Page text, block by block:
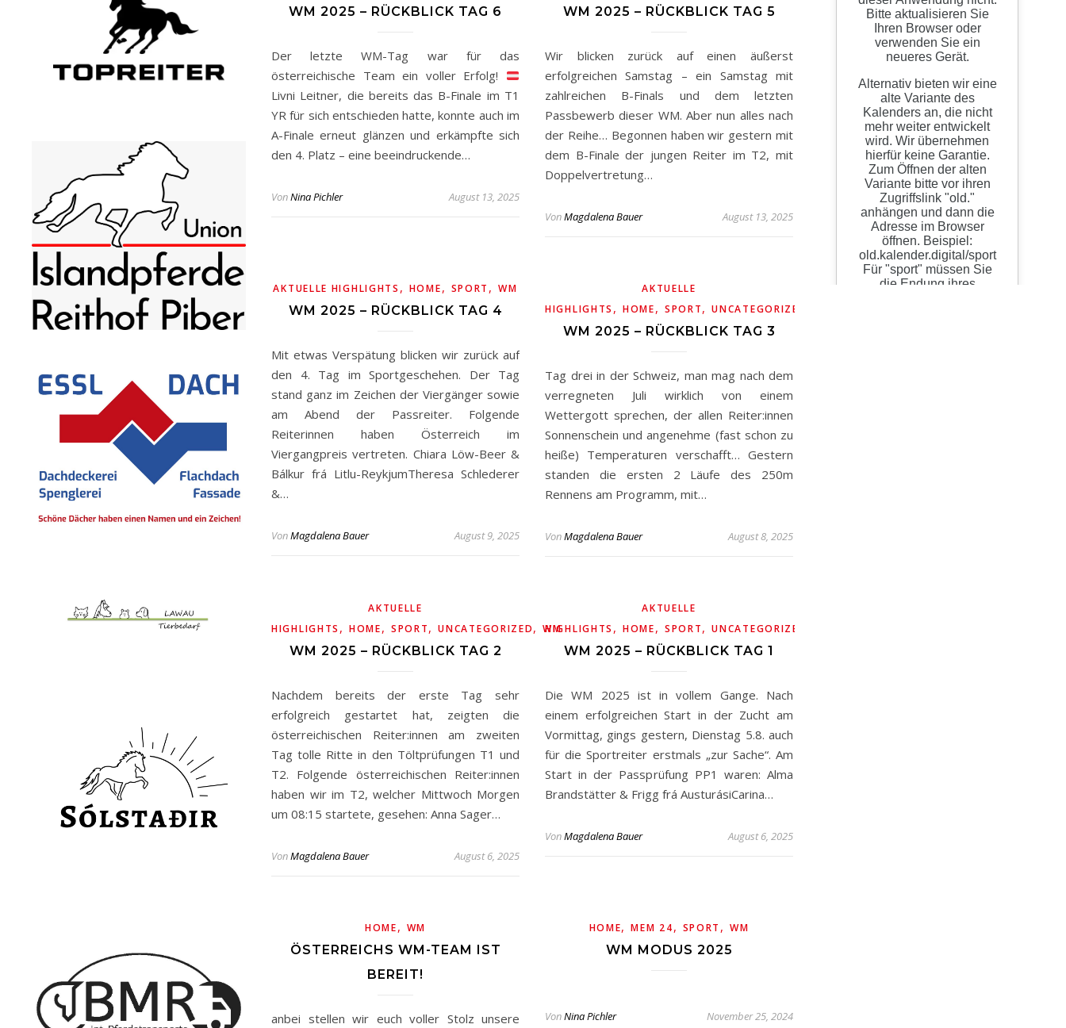
WM 2025 – RÜCKBLICK TAG 6
Der letzte WM-Tag war für das
österreichische Team ein voller Erfolg!
Livni Leitner, die bereits das B-Finale im T1
YR für sich entschieden hatte, konnte auch im
A-Finale erneut glänzen und erkämpfte sich
den 4. Platz – eine beeindruckende…
VonNina Pichler August 13, 2025
WM 2025 – RÜCKBLICK TAG 5
Wir blicken zurück auf einen äußerst
erfolgreichen Samstag – ein Samstag mit
zahlreichen B-Finals und dem letzten
Passbewerb dieser WM. Aber nun alles nach
der Reihe… Begonnen haben wir gestern mit
dem B-Finale der jungen Reiter im T2, mit
Doppelvertretung…
VonMagdalena Bauer August 13, 2025
AKTUELLE HIGHLIGHTS , HOME, SPORT ,WM
WM 2025 – RÜCKBLICK TAG 4
Mit etwas Verspätung blicken wir zurück auf
den 4. Tag im Sportgeschehen. Der Tag
stand ganz im Zeichen der Viergänger sowie
am Abend der Passreiter. Folgende
Reiterinnen haben Österreich im
Viergangpreis vertreten. Chiara Löw-Beer &
Bálkur frá Litlu-ReykjumTheresa Schlederer
&…
VonMagdalena Bauer August 9, 2025
AKTUELLE
HIGHLIGHTS , HOME, SPORT,UNCATEGORIZED
WM 2025 – RÜCKBLICK TAG 3
Tag drei in der Schweiz, man mag nach dem
verregneten Juli wirklich von einem
Wettergott sprechen, der allen Reiter:innen
Sonnenschein und angenehme (fast schon zu
heiße) Temperaturen verschafft… Gestern
standen die ersten 2 Läufe des 250m
Rennens am Programm, mit…
VonMagdalena Bauer August 8, 2025
AKTUELLE
HIGHLIGHTS , HOME, SPORT,UNCATEGORIZED,WM
WM 2025 – RÜCKBLICK TAG 2
Nachdem bereits der erste Tag sehr
erfolgreich gestartet hat, zeigten die
österreichischen Reiter:innen am zweiten
Tag tolle Ritte in den Töltprüfungen T1 und
T2. Folgende österreichischen Reiter:innen
haben wir im T2, welcher Mittwoch Morgen
um 08:15 startete, gesehen: Anna Sager…
VonMagdalena Bauer August 6, 2025
AKTUELLE
HIGHLIGHTS , HOME, SPORT,UNCATEGORIZED
WM 2025 – RÜCKBLICK TAG 1
Die WM 2025 ist in vollem Gange. Nach
einem erfolgreichen Start in der Zucht am
Vormittag, gings gestern, Dienstag 5.8. auch
für die Sportreiter erstmals „zur Sache“. Am
Start in der Passprüfung PP1 waren: Alma
Brandstätter & Frigg frá AusturásiCarina…
VonMagdalena Bauer August 6, 2025
HOME, WM
ÖSTERREICHS WM-TEAM IST
BEREIT!
anbei stellen wir euch voller Stolz unsere
HOME,MEM 24, SPORT ,WM
WM MODUS 2025
VonNina Pichler November 25, 2024